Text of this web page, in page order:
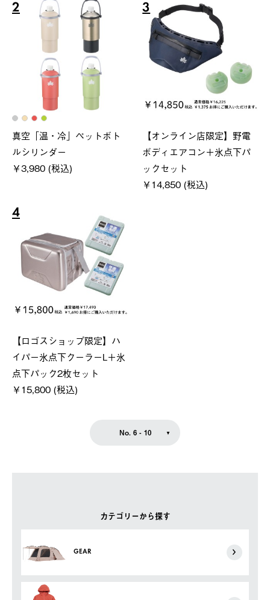
カテゴリーから探す
GEAR
2
真空「温・冷」ペットボト
ルシリンダー
￥3,980 (税込)
3
【オンライン店限定】野電
ボディエアコン＋氷点下パ
ックセット
￥14,850 (税込)
4
【ロゴスショップ限定】ハ
イパー氷点下クーラーL＋氷
点下パック2枚セット
￥15,800 (税込)
No. 6 - 10